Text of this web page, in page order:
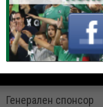
Генерален спонсор